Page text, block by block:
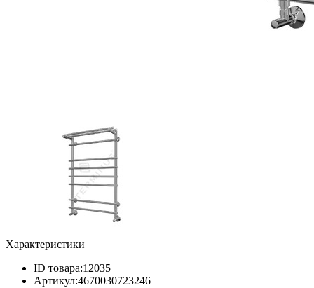
Характеристики
ID товара:12035
Артикул:4670030723246